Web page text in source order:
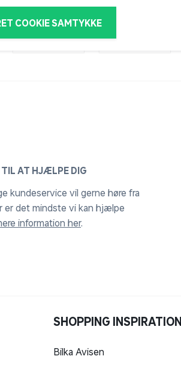
COOKIE SAMTYKKE
TIL AT HJÆLPE DIG
kundeservice vil gerne høre fra
er det mindste vi kan hjælpe
information her.
SHOPPING INSPIRATION
Bilka Avisen